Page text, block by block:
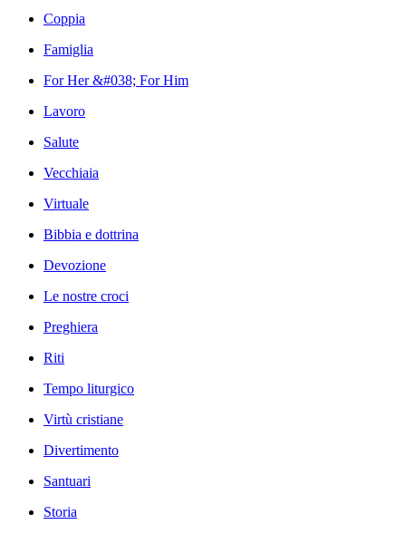
Coppia
Famiglia
For Her &#038; For Him
Lavoro
Salute
Vecchiaia
Virtuale
Bibbia e dottrina
Devozione
Le nostre croci
Preghiera
Riti
Tempo liturgico
Virtù cristiane
Divertimento
Santuari
Storia